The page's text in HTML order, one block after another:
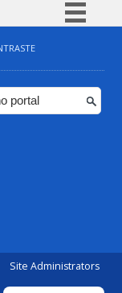
BR
Site Administrators